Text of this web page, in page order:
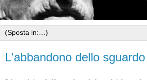
L'abbandono dello